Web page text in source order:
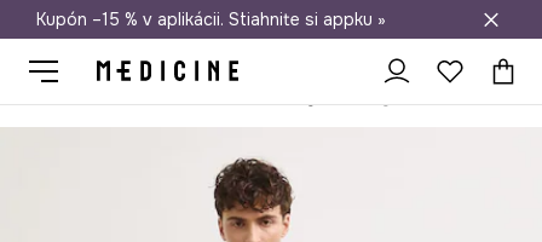
Doprava zadarmo od 50 €
Kupón –15 % v aplikácii. Stiahnite si appku »